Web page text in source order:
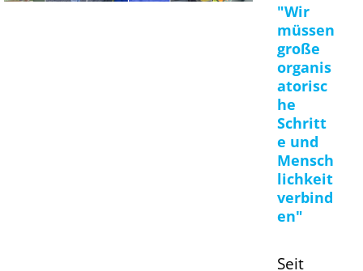
"Wir
müssen
große
organis
atorisc
he
Schritt
e und
Mensch
lichkeit
verbind
en"
Seit